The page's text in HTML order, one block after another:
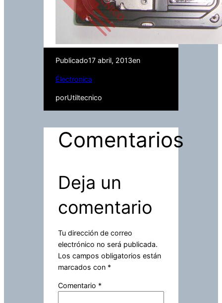
Publicado17 abril, 2013en
Électronica
porUtiltecnico
Comentarios
Deja un
comentario
Tu dirección de correo
electrónico no será publicada.
Los campos obligatorios están
marcados con *
Comentario *